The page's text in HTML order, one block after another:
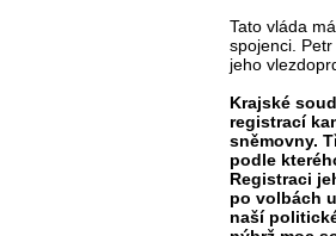
Tato vláda
spojenci.
jeho
Krajské
registrací
sněmovny.
podle
Registraci
po volbách
naší